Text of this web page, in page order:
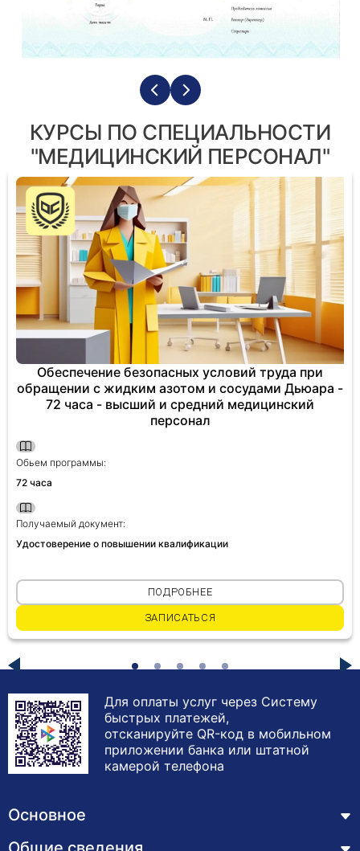
КУРСЫ ПО СПЕЦИАЛЬНОСТИ
"МЕДИЦИНСКИЙ ПЕРСОНАЛ"
Обеспечение безопасных условий труда при
обращении с жидким азотом и сосудами Дьюара -
72 часа - высший и средний медицинский
персонал
Обьем программы:
72 часа
Получаемый документ:
Удостоверение о повышении квалификации
ПОДРОБНЕЕ
ЗАПИСАТЬСЯ
Для оплаты услуг через Систему
быстрых платежей,
отсканируйте QR-код в мобильном
приложении банка или штатной
камерой телефона
Основное
Курсы